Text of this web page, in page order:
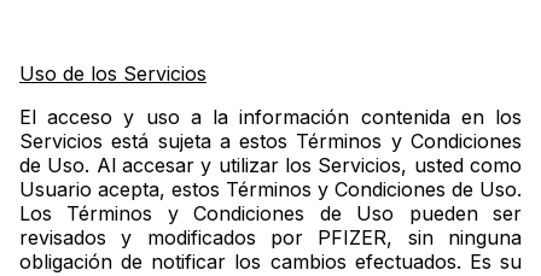
Uso de los Servicios
El acceso y uso a la información contenida en los
Servicios está sujeta a estos Términos y Condiciones
de Uso. Al accesar y utilizar los Servicios, usted como
Usuario acepta, estos Términos y Condiciones de Uso.
Los Términos y Condiciones de Uso pueden ser
revisados y modificados por PFIZER, sin ninguna
obligación de notificar los cambios efectuados. Es su